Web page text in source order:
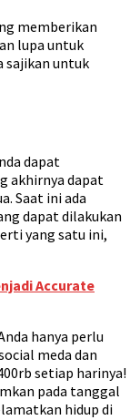
memberikan
lupa untuk
sajikan untuk
dapat
akhirnya dapat
Saat ini ada
dapat dilakukan
yang satu ini,
Accurate
hanya perlu
meda dan
setiap harinya!
pada tanggal
hidup di